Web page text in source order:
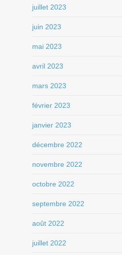
juillet 2023
juin 2023
mai 2023
avril 2023
mars 2023
février 2023
janvier 2023
décembre 2022
novembre 2022
octobre 2022
septembre 2022
août 2022
juillet 2022